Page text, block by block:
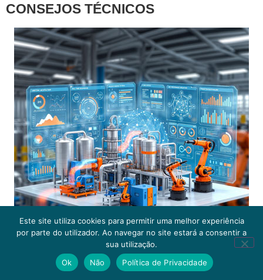
CONSEJOS TÉCNICOS
Maximizar o Retorno da Transformação Digital
Este site utiliza cookies para permitir uma melhor experiência
por parte do utilizador. Ao navegar no site estará a consentir a
sua utilização.
Ok
Não Política de Privacidade